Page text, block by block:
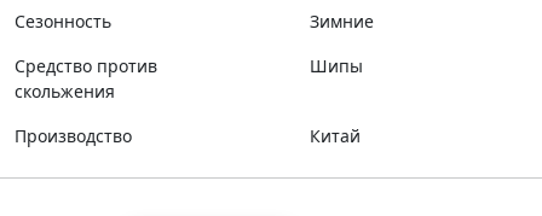
Сезонность
Зимние
Средство против
скольжения
Шипы
Производство Китай